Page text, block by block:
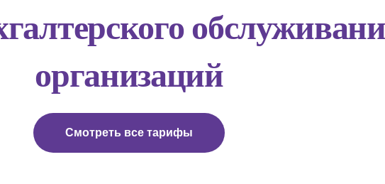
организаций
Смотреть все тарифы